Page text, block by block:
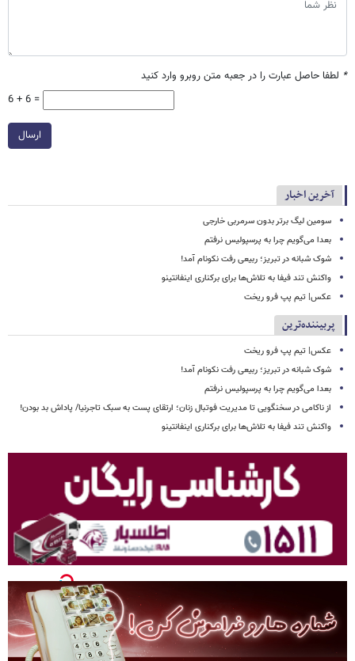
* لطفا حاصل عبارت را در جعبه متن روبرو وارد کنید
6 + 6 =
ارسال
آخرین اخبار
سومین لیگ برتر بدون سرمربی خارجی
بعدا می‌گویم چرا به پرسپولیس نرفتم
شوک شبانه در تبریز؛ ربیعی رفت نکونام آمد!
واکنش تند فیفا به تلاش‌ها برای برکناری اینفانتینو
عکس| تیم پپ فرو ریخت
پربیننده‌ترین
عکس| تیم پپ فرو ریخت
شوک شبانه در تبریز؛ ربیعی رفت نکونام آمد!
بعدا می‌گویم چرا به پرسپولیس نرفتم
از ناکامی در سخنگویی تا مدیریت فوتبال زنان؛ ارتقای پست به سبک تاجرنیا/ پاداش بد بودن!
واکنش تند فیفا به تلاش‌ها برای برکناری اینفانتینو